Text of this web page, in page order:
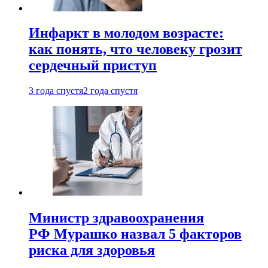
Инфаркт в молодом возрасте:
как понять, что человеку грозит
сердечный приступ
3 года спустя2 года спустя
Министр здравоохранения
РФ Мурашко назвал 5 факторов
риска для здоровья